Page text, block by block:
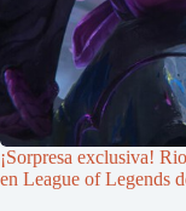
¡Sorpresa exclusiva!
en League of Legends